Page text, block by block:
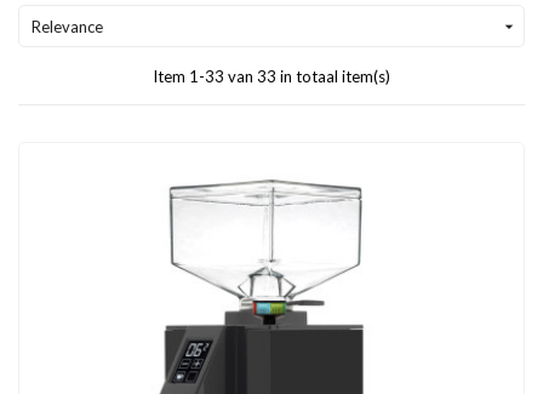
Relevance 
Item 1-33 van 33 in totaal item(s)